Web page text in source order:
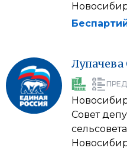
Лупачева
Совет